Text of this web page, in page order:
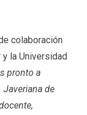
colaboración
y la Universidad
pronto a
Javeriana de